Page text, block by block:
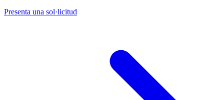
Presenta una sol·licitud